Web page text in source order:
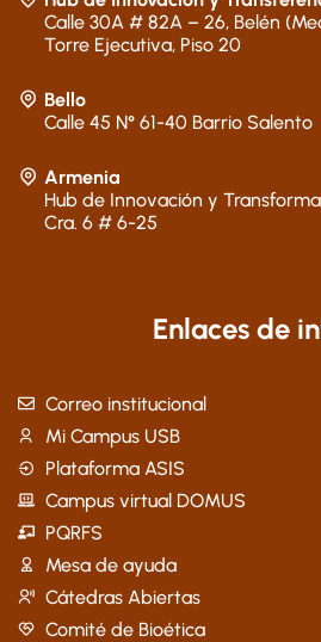
Calle 30A # 82A – 26, Belén
Torre Ejecutiva, Piso 20
Bello
Calle 45 N° 61-40 Barrio Salento
Armenia
Hub de Innovación y
Cra. 6 # 6-25
Enlaces de
Correo institucional
Mi Campus USB
Plataforma ASIS
Campus virtual DOMUS
PQRFS
Mesa de ayuda
Cátedras Abiertas
Comité de Bioética